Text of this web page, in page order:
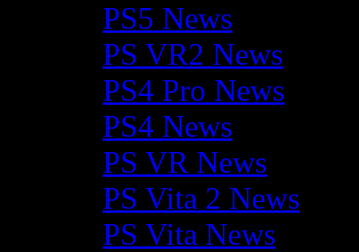
PS5 News
PS VR2 News
PS4 Pro News
PS4 News
PS VR News
PS Vita 2 News
PS Vita News